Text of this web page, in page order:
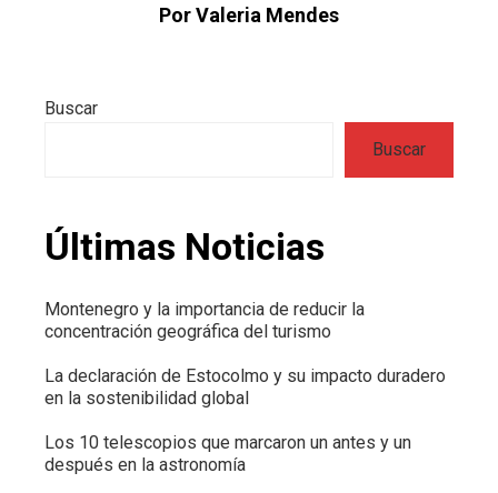
Por Valeria Mendes
Buscar
Buscar
Últimas Noticias
Montenegro y la importancia de reducir la
concentración geográfica del turismo
La declaración de Estocolmo y su impacto duradero
en la sostenibilidad global
Los 10 telescopios que marcaron un antes y un
después en la astronomía